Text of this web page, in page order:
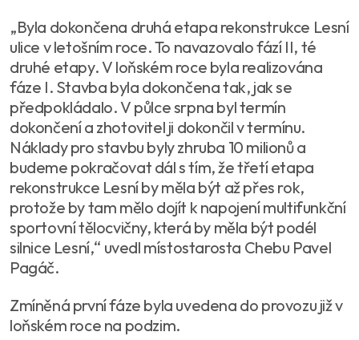
„Byla dokončena druhá etapa rekonstrukce Lesní
ulice v letošním roce. To navazovalo fází II, té
druhé etapy. V loňském roce byla realizována
fáze I. Stavba byla dokončena tak, jak se
předpokládalo. V půlce srpna byl termín
dokončení a zhotovitel ji dokončil v termínu.
Náklady pro stavbu byly zhruba 10 milionů a
budeme pokračovat dál s tím, že třetí etapa
rekonstrukce Lesní by měla být až přes rok,
protože by tam mělo dojít k napojení multifunkční
sportovní tělocvičny, která by měla být podél
silnice Lesní,“ uvedl místostarosta Chebu Pavel
Pagáč.
Zmíněná první fáze byla uvedena do provozu již v
loňském roce na podzim.